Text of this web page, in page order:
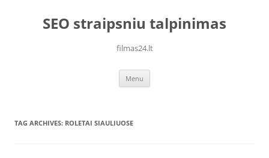
contentSEO straipsniu talpinimas
filmas24.lt
Menu
TAG ARCHIVES: ROLETAI SIAULIUOSE